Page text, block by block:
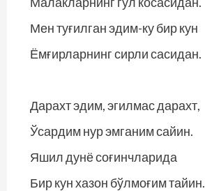
Мен туғилган эдим-ку бир кун
Ёмғирларнинг сирли сасидан.
Дарахт эдим, эгилмас дарахт,
Ўсардим нур эмганим сайин.
Яшил дунё соғинчларида
Бир кун хазон бўлмоғим тайин.